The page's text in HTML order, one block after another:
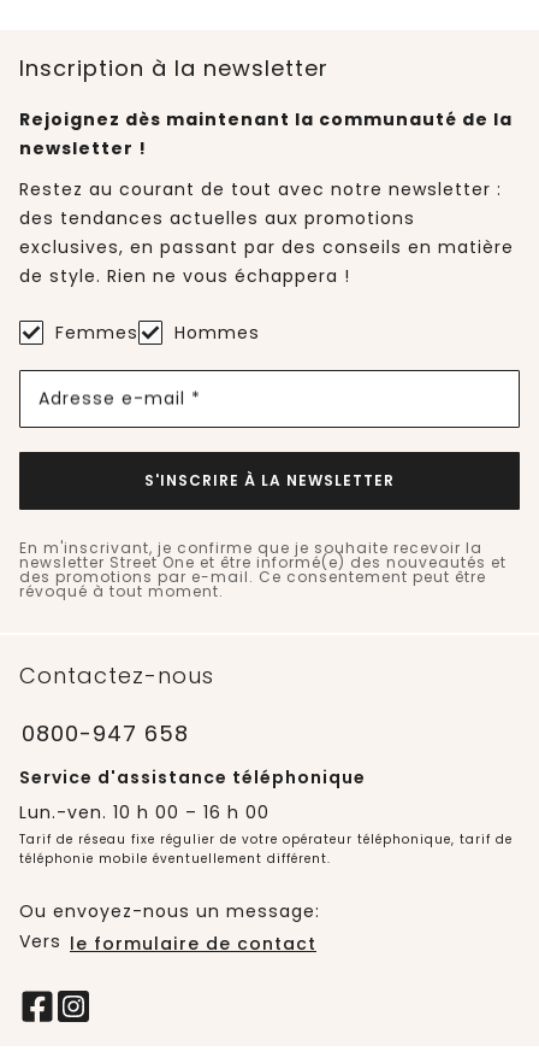
Inscription à la newsletter
Rejoignez dès maintenant la communauté de la
newsletter !
Restez au courant de tout avec notre newsletter :
des tendances actuelles aux promotions
exclusives, en passant par des conseils en matière
de style. Rien ne vous échappera !
Femmes Hommes
Adresse e-mail *
S'INSCRIRE À LA NEWSLETTER
En m'inscrivant, je confirme que je souhaite recevoir la
newsletter Street One et être informé(e) des nouveautés et
des promotions par e-mail. Ce consentement peut être
révoqué à tout moment.
Contactez-nous
0800-947 658
Service d'assistance téléphonique
Lun.-ven. 10 h 00 – 16 h 00
Tarif de réseau fixe régulier de votre opérateur téléphonique, tarif de
téléphonie mobile éventuellement différent.
Ou envoyez-nous un message:
Vers le formulaire de contact